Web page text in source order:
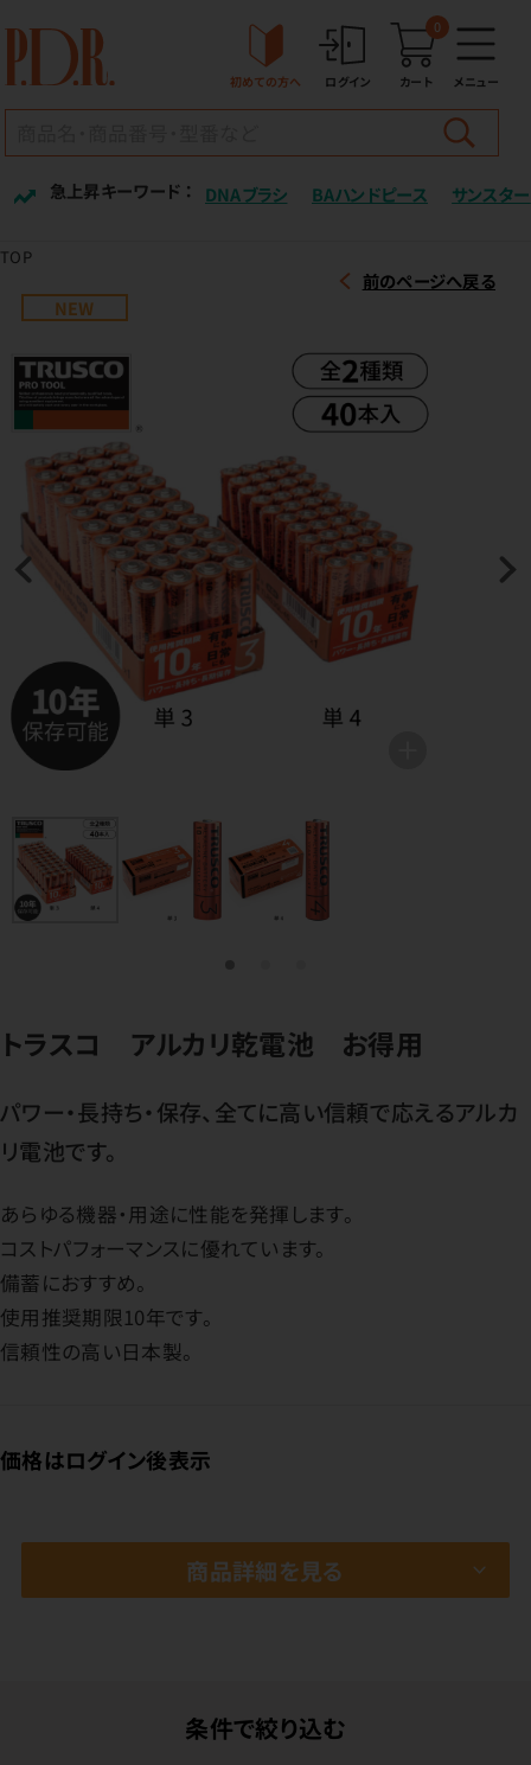
初めての方へ ログイン カート
0
メニュー
急上昇キーワード ： DNAブラシ BAハンドピース サンスター
TOP
前のページへ戻る
トラスコ アルカリ乾電池 お得用
パワー・長持ち・保存、全てに高い信頼で応えるアルカ
リ電池です。
あらゆる機器・用途に性能を発揮します。
コストパフォーマンスに優れています。
備蓄におすすめ。
使用推奨期限10年です。
信頼性の高い日本製。
価格はログイン後表示
商品詳細を見る
NEW
条件で絞り込む